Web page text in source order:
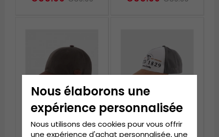
Casquettes - MJM
Casquettes - MJM
Nous élaborons une
expérience personnalisée
Nous utilisons des cookies pour vous offrir
une expérience d'achat personnalisée, une